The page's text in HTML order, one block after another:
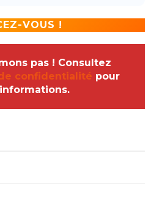
pas ! Consultez
confidentialité pour